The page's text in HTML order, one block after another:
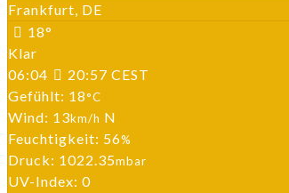
Frankfurt, DE
18°
Klar
06:04
20:57 CEST
Gefühlt: 18°C
Wind: 13km/h N
Feuchtigkeit: 56%
Druck: 1022.35mbar
UV-Index: 0